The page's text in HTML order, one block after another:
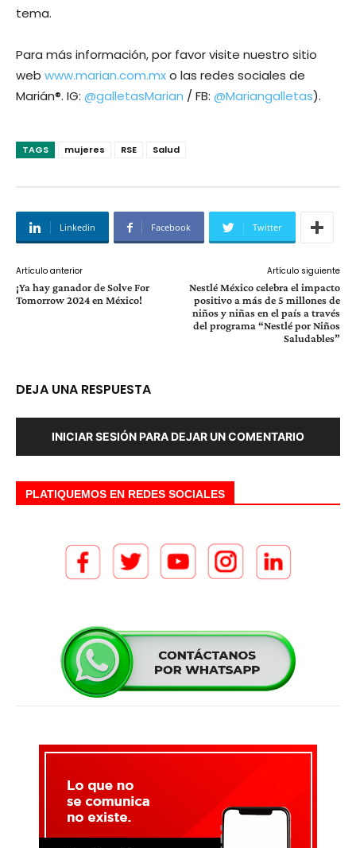
tema.
Para más información, por favor visite nuestro sitio
web www.marian.com.mxo las redes sociales de
Marián®. IG: @galletasMarian / FB: @Mariangalletas).
TAGS mujeres RSE Salud
Linkedin Facebook Twitter
Artículo anterior
¡Ya hay ganador de Solve For
Tomorrow 2024 en México!
Artículo siguiente
Nestlé México celebra el impacto
positivo a más de 5 millones de
niños y niñas en el país a través
del programa “Nestlé por Niños
Saludables”
DEJA UNA RESPUESTA
INICIAR SESIÓN PARA DEJAR UN COMENTARIO
PLATIQUEMOS EN REDES SOCIALES